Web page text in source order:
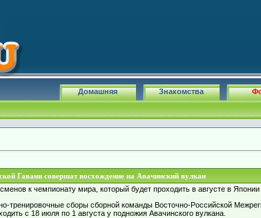
Знакомства
Домашняя
Гавани совершат восхождение на Авачинский вулкан
к чемпионату мира, который будет проходить в августе в Японии
сборы сборной команды Восточно-Российской
с 18 июля по 1 августа у подножия Авачинского вулкана.